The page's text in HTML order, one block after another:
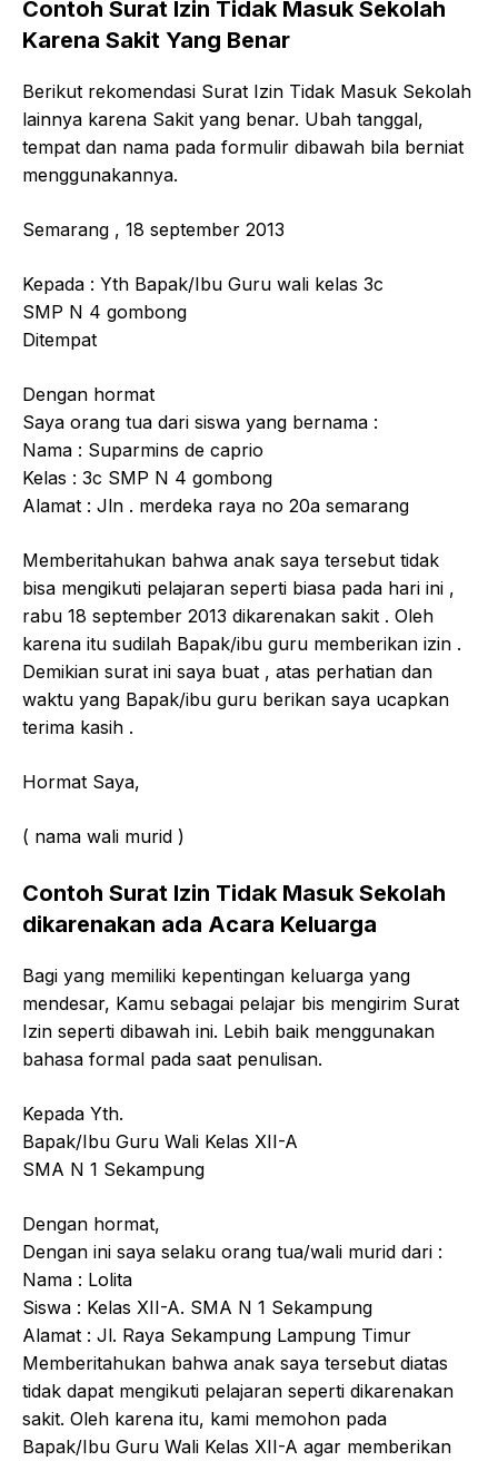
Contoh Surat Izin Tidak Masuk Sekolah
Karena Sakit Yang Benar
Berikut rekomendasi Surat Izin Tidak Masuk Sekolah
lainnya karena Sakit yang benar. Ubah tanggal,
tempat dan nama pada formulir dibawah bila berniat
menggunakannya.
Semarang , 18 september 2013
Kepada : Yth Bapak/Ibu Guru wali kelas 3c
SMP N 4 gombong
Ditempat
Dengan hormat
Saya orang tua dari siswa yang bernama :
Nama : Suparmins de caprio
Kelas : 3c SMP N 4 gombong
Alamat : Jln . merdeka raya no 20a semarang
Memberitahukan bahwa anak saya tersebut tidak
bisa mengikuti pelajaran seperti biasa pada hari ini ,
rabu 18 september 2013 dikarenakan sakit . Oleh
karena itu sudilah Bapak/ibu guru memberikan izin .
Demikian surat ini saya buat , atas perhatian dan
waktu yang Bapak/ibu guru berikan saya ucapkan
terima kasih .
Hormat Saya,
( nama wali murid )
Contoh Surat Izin Tidak Masuk Sekolah
dikarenakan ada Acara Keluarga
Bagi yang memiliki kepentingan keluarga yang
mendesar, Kamu sebagai pelajar bis mengirim Surat
Izin seperti dibawah ini. Lebih baik menggunakan
bahasa formal pada saat penulisan.
Kepada Yth.
Bapak/Ibu Guru Wali Kelas XII-A
SMA N 1 Sekampung
Dengan hormat,
Dengan ini saya selaku orang tua/wali murid dari :
Nama : Lolita
Siswa : Kelas XII-A. SMA N 1 Sekampung
Alamat : Jl. Raya Sekampung Lampung Timur
Memberitahukan bahwa anak saya tersebut diatas
tidak dapat mengikuti pelajaran seperti dikarenakan
sakit. Oleh karena itu, kami memohon pada
Bapak/Ibu Guru Wali Kelas XII-A agar memberikan